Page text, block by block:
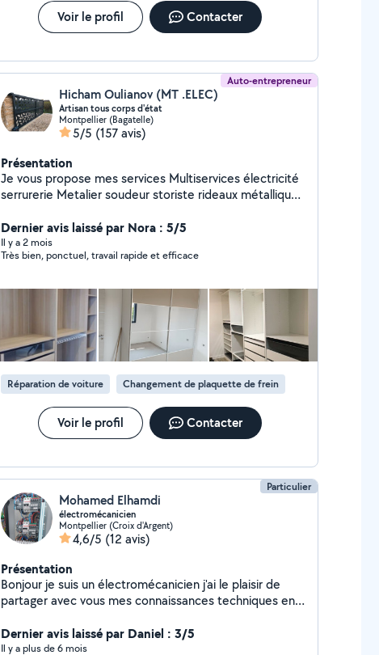
Voir le profil Contacter
Auto-entrepreneur
Hicham Oulianov (MT .ELEC)
Artisan tous corps d'état
Montpellier (Bagatelle)
5/5 (157 avis)
Présentation
Je vous propose mes services Multiservices électricité
serrurerie Metalier soudeur storiste rideaux métallique
meubles 20 ans expérience petite mécanique travail
soigné
Dernier avis laissé par Nora : 5/5
Il y a 2 mois
Très bien, ponctuel, travail rapide et efficace
Réparation de voiture Changement de plaquette de frein
Voir le profil Contacter
Particulier
Mohamed Elhamdi
électromécanicien
Montpellier (Croix d'Argent)
4,6/5 (12 avis)
Présentation
Bonjour je suis un électromécanicien j'ai le plaisir de
partager avec vous mes connaissances techniques en
Dernier avis laissé par Daniel : 3/5
Il y a plus de 6 mois